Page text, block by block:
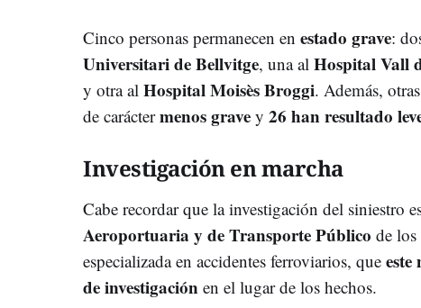
Cinco personas permanecen en estado grave:
Universitari de Bellvitge, una al Hospital Vall
y otra al Hospital Moisès Broggi. Además,
de caráctermenos grave y 26 han resultado
Investigación en marcha
Cabe recordar que la investigación del siniestro
Aeroportuaria y de Transporte Público de los
especializada en accidentes ferroviarios, que este
de investigación en el lugar de los hechos.